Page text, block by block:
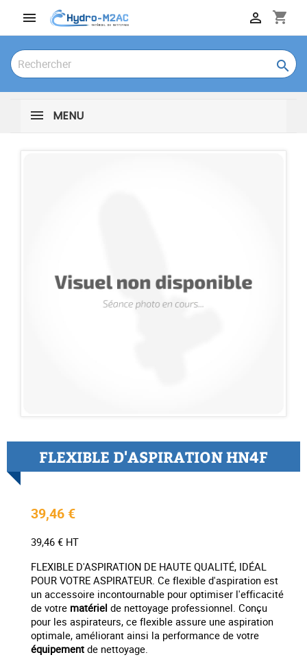
 shopping_cart


MENU
FLEXIBLE D'ASPIRATION HN4F
39,46 €
39,46 € HT
FLEXIBLE D'ASPIRATION DE HAUTE QUALITÉ, IDÉAL
POUR VOTRE ASPIRATEUR. Ce flexible d'aspiration est
un accessoire incontournable pour optimiser l'efficacité
de votre matériel de nettoyage professionnel. Conçu
pour les aspirateurs, ce flexible assure une aspiration
optimale, améliorant ainsi la performance de votre
équipement de nettoyage.